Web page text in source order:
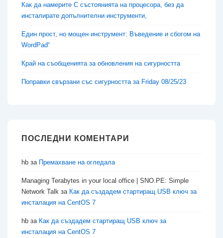
Как да намерите C състоянията на процесора, без да
инсталирате допълнителни инструменти,
Един прост, но мощен инструмент: Въведение и сбогом на
WordPad“
Край на съобщенията за обновления на сигурността
Поправки свързани със сигурността за Friday 08/25/23
ПОСЛЕДНИ КОМЕНТАРИ
hb за Премахване на огледала
Managing Terabytes in your local office | SNO.PE: Simple
Network Talk за Как да създадем стартиращ USB ключ за
инсталация на CentOS 7
hb за Как да създадем стартиращ USB ключ за
инсталация на CentOS 7